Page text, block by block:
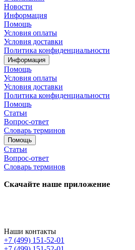
Новости
Информация
Помощь
Условия оплаты
Условия доставки
Политика конфиденциальности
Информация
Помощь
Условия оплаты
Условия доставки
Политика конфиденциальности
Помощь
Статьи
Вопрос-ответ
Словарь терминов
Помощь
Статьи
Вопрос-ответ
Словарь терминов
Скачайте наше приложение
Наши контакты
+7 (499) 151-52-01